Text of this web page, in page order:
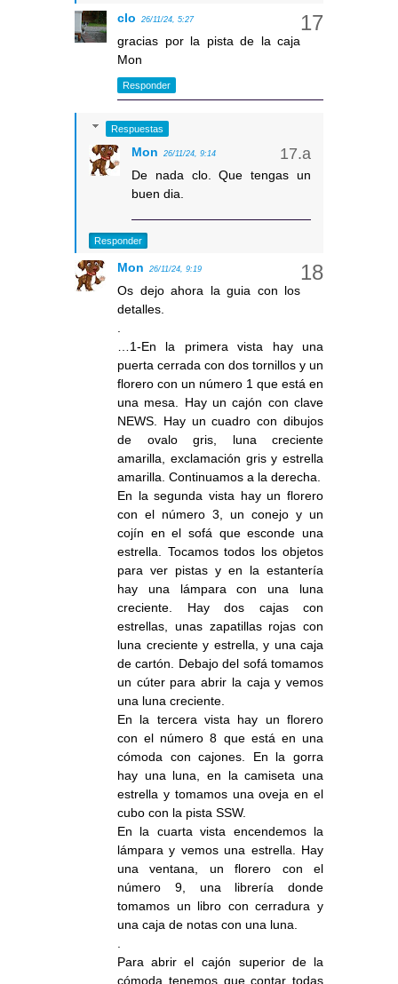
clo 26/11/24, 5:27
gracias por la pista de la caja
Mon
Responder
Respuestas
Mon 26/11/24, 9:14
De nada clo. Que tengas un
buen dia.
Responder
Mon 26/11/24, 9:19
Os dejo ahora la guia con los
detalles.
…1-En la primera vista hay una
puerta cerrada con dos tornillos y un
florero con un número 1 que está en
una mesa. Hay un cajón con clave
NEWS. Hay un cuadro con dibujos
de ovalo gris, luna creciente
amarilla, exclamación gris y estrella
amarilla. Continuamos a la derecha.
En la segunda vista hay un florero
con el número 3, un conejo y un
cojín en el sofá que esconde una
estrella. Tocamos todos los objetos
para ver pistas y en la estantería
hay una lámpara con una luna
creciente. Hay dos cajas con
estrellas, unas zapatillas rojas con
luna creciente y estrella, y una caja
de cartón. Debajo del sofá tomamos
un cúter para abrir la caja y vemos
una luna creciente.
En la tercera vista hay un florero
con el número 8 que está en una
cómoda con cajones. En la gorra
hay una luna, en la camiseta una
estrella y tomamos una oveja en el
cubo con la pista SSW.
En la cuarta vista encendemos la
lámpara y vemos una estrella. Hay
una ventana, un florero con el
número 9, una librería donde
tomamos un libro con cerradura y
una caja de notas con una luna.
Para abrir el cajón superior de la
cómoda tenemos que contar todas